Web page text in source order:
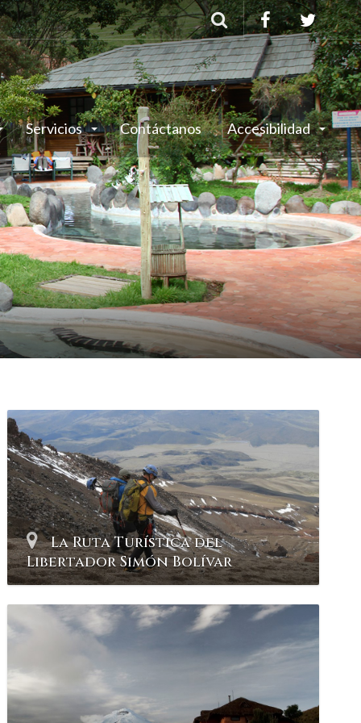
Buscar
Servicios Contáctanos Accesibilidad
La Ruta Turística del
Libertador Simón Bolívar